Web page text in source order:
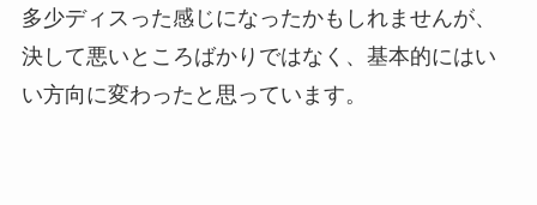
多少ディスった感じになったかもしれませんが、
決して悪いところばかりではなく、基本的にはい
い方向に変わったと思っています。